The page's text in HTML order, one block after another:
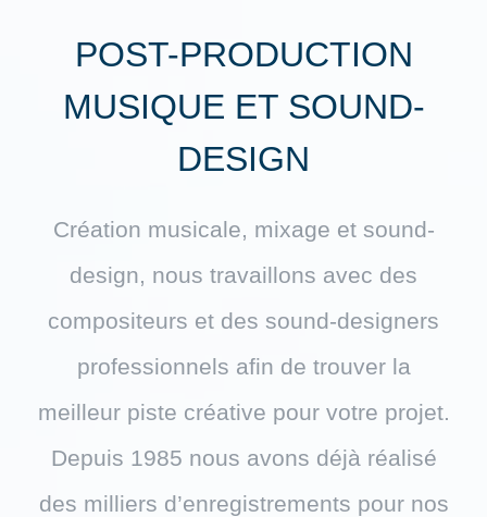
POST-PRODUCTION
MUSIQUE ET SOUND-
DESIGN
Création musicale, mixage et sound-
design, nous travaillons avec des
compositeurs et des sound-designers
professionnels afin de trouver la
meilleur piste créative pour votre projet.
Depuis 1985 nous avons déjà réalisé
des milliers d’enregistrements pour nos